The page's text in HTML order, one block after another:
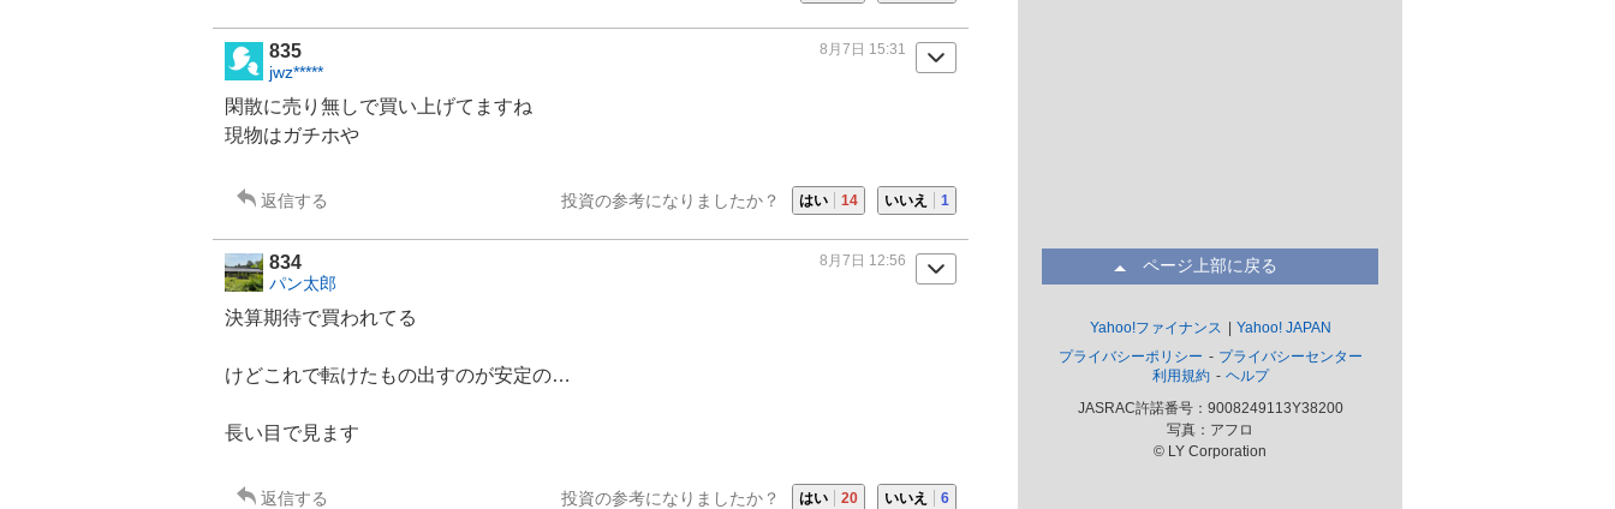
835
jwz*****
8月7日 15:31
閑散に売り無しで買い上げてますね
現物はガチホや
返信する 投資の参考になりましたか？ はい 14 いいえ 1
834
パン太郎
8月7日 12:56
決算期待で買われてる
けどこれで転けたもの出すのが安定の…
長い目で見ます
返信する 投資の参考になりましたか？ はい 20 いいえ 6
ページ上部に戻る
Yahoo!ファイナンス
Yahoo! JAPAN
プライバシーポリシー
プライバシーセンター
利用規約
ヘルプ
JASRAC許諾番号：9008249113Y38200
写真：アフロ
© LY Corporation